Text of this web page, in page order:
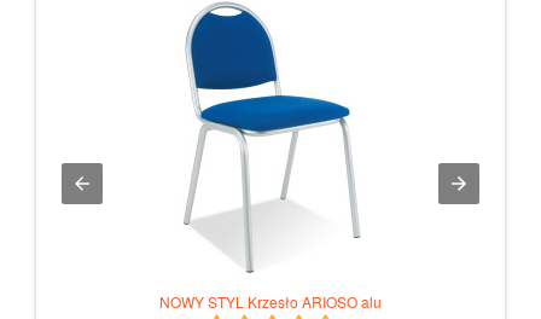
NOWY STYL Krzesło ARIOSO alu